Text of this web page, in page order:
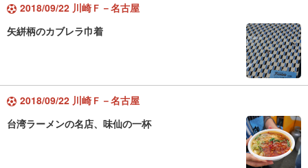
2018/09/22 川崎Ｆ－名古屋
矢絣柄のカブレラ巾着
2018/09/22 川崎Ｆ－名古屋
台湾ラーメンの名店、味仙の一杯